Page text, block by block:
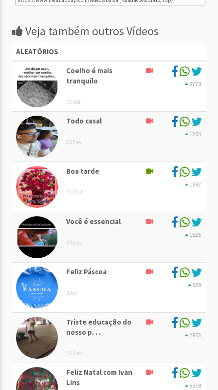
Veja também outros Vídeos
ALEATÓRIOS
Coelho é mais
tranquilo
12 Set
3779
Todo casal
26 Fev
1254
Boa tarde
21 Out
1592
Você é essencial
30 Dez
1525
Feliz Páscoa
9 Abr
939
Triste educação do
nosso p. . .
26 Dez
2853
Feliz Natal com Ivan
Lins
5518